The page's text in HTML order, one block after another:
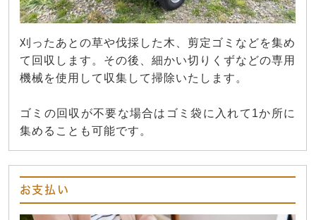
刈ったあとの草や伐採した木、剪定ゴミなどを集め
て回収します。その後、細かい切りくずなどの専用
機械を使用して収集して掃除いたします。
ゴミの回収が不要な場合はゴミ袋に入れて1か所に
集めることも可能です。
お支払い